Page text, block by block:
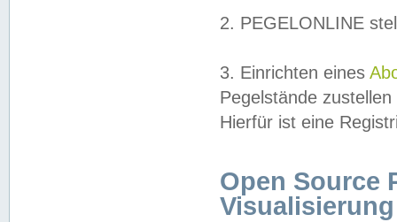
2. PEGELONLINE
3. Einrichten eines
Pegelstände
Hierfür ist eine
Open Source
Visualisierung